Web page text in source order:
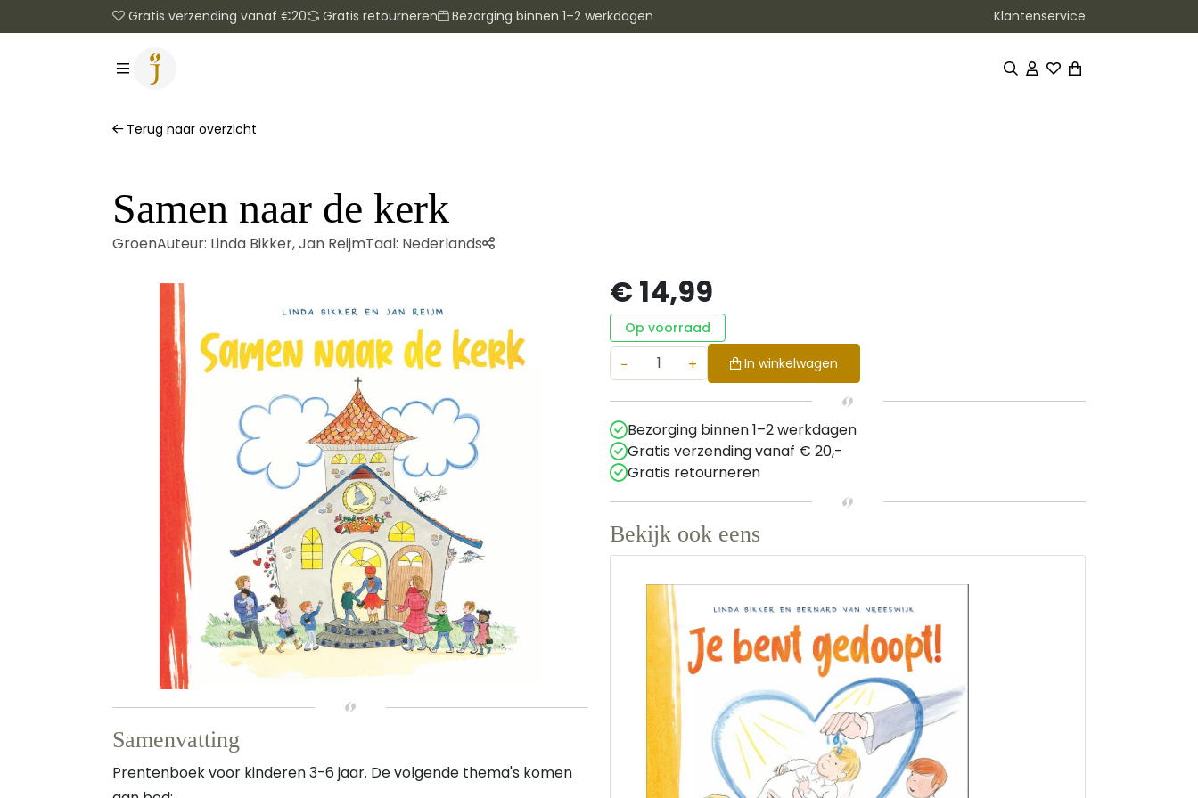
Gratis verzending vanaf €20 Gratis retourneren Bezorging binnen 1–2 werkdagen Klantenservice
Terug naar overzicht
Samen naar de kerk
GroenAuteur: Linda Bikker,Jan ReijmTaal: Nederlands
Samenvatting
Prentenboek voor kinderen 3-6 jaar. De volgende thema's komen
€ 14,99
Op voorraad
− + In winkelwagen
Bezorging binnen 1–2 werkdagen
Gratis verzending vanaf € 20,-
Gratis retourneren
Bekijk ook eens